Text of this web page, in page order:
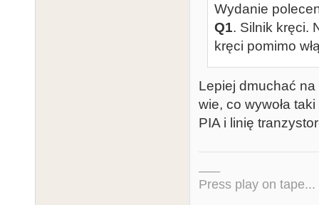
Wydanie
Q1. Silnik kręci.
kręci pomimo
Lepiej dmuchać
wie, co wywoła
PIA i linię
Press play on tape...